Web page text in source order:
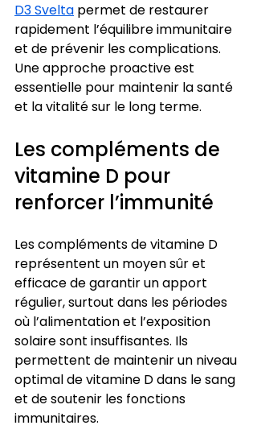
D3 Svelta permet de restaurer
rapidement l’équilibre immunitaire
et de prévenir les complications.
Une approche proactive est
essentielle pour maintenir la santé
et la vitalité sur le long terme.
Les compléments de
vitamine D pour
renforcer l’immunité
Les compléments de vitamine D
représentent un moyen sûr et
efficace de garantir un apport
régulier, surtout dans les périodes
où l’alimentation et l’exposition
solaire sont insuffisantes. Ils
permettent de maintenir un niveau
optimal de vitamine D dans le sang
et de soutenir les fonctions
immunitaires.